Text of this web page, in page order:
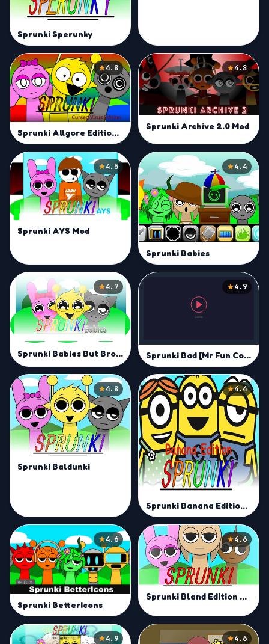
Sprunki Sperunky
4.8
Sprunki Allgore Edition Mod
4.8
Sprunki Archive 2.0 Mod
4.5
Sprunki AYS Mod
4.4
Sprunki Babies
4.7
Sprunki Babies But Broken Mod
4.9
Sprunki Bad [Mr Fun Computer]
4.8
Sprunki Baldunki
4.4
Sprunki Banana Edition Mod
4.6
Sprunki BetterIcons
4.6
Sprunki Bland Edition Mod
4.9 4.6